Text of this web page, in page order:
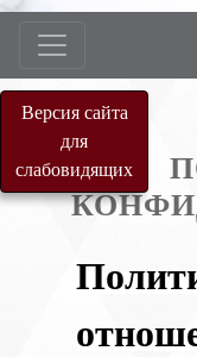
Версия сайта
для
слабовидящих